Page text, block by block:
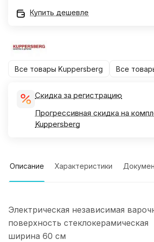
Купить дешевле
Все товары Kuppersberg Все
Скидка за регистрацию
Прогрессивная скидка на
Kuppersberg
Описание Характеристики
Электрическая независимая
поверхность стеклокерамическая
ширина 60 см